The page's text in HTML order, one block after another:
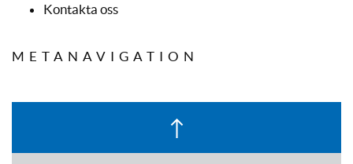
Kontakta oss
METANAVIGATION